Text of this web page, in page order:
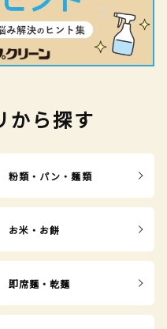
から探す
粉類・パン・麺類
お米・お餅
即席麺・乾麺